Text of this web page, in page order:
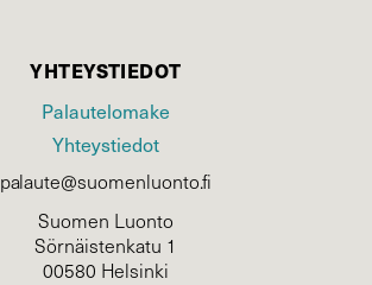
YHTEYSTIEDOT
Palautelomake
Yhteystiedot
palaute@suomenluonto.fi
Suomen Luonto
Sörnäistenkatu 1
00580 Helsinki